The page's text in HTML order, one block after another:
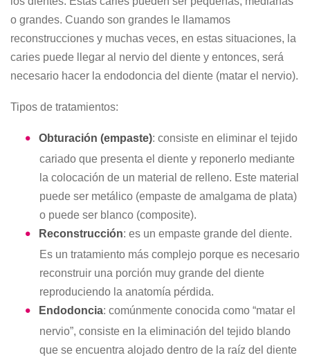
o grandes. Cuando son grandes le llamamos
reconstrucciones y muchas veces, en estas situaciones, la
caries puede llegar al nervio del diente y entonces, será
necesario hacer la endodoncia del diente (matar el nervio).
Tipos de tratamientos:
Obturación (empaste): consiste en eliminar el tejido
cariado que presenta el diente y reponerlo mediante
la colocación de un material de relleno. Este material
puede ser metálico (empaste de amalgama de plata)
o puede ser blanco (composite).
Reconstrucción: es un empaste grande del diente.
Es un tratamiento más complejo porque es necesario
reconstruir una porción muy grande del diente
reproduciendo la anatomía pérdida.
Endodoncia: comúnmente conocida como “matar el
nervio”, consiste en la eliminación del tejido blando
que se encuentra alojado dentro de la raíz del diente